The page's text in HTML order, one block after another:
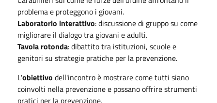
problema e proteggono i giovani.
Laboratorio interattivo: discussione di gruppo su come
migliorare il dialogo tra giovani e adulti.
Tavola rotonda: dibattito tra istituzioni, scuole e
genitori su strategie pratiche per la prevenzione.
L'obiettivo dell'incontro è mostrare come tutti siano
coinvolti nella prevenzione e possano offrire strumenti
pratici per la prevenzione.